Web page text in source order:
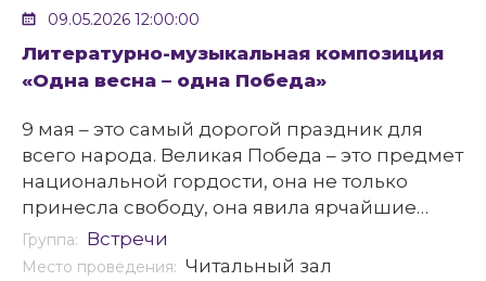
09.05.2026 12:00:00
Литературно-музыкальная композиция
«Одна весна – одна Победа»
9 мая – это самый дорогой праздник для
всего народа. Великая Победа – это предмет
национальной гордости, она не только
принесла свободу, она явила ярчайшие
примеры героизма и патриотизма.
Группа: Встречи
Место проведения: Читальный зал